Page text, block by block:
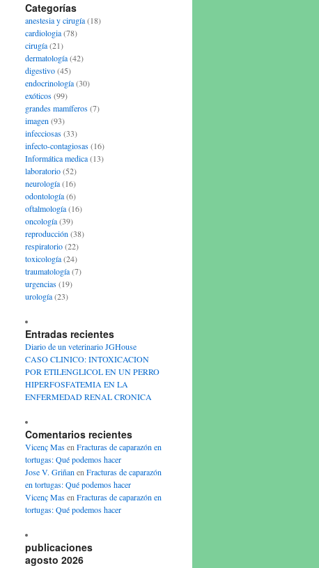
Categorías
anestesia y cirugía(18)
cardiologia(78)
cirugía(21)
dermatología(42)
digestivo(45)
endocrinología(30)
exóticos(99)
grandes mamíferos(7)
imagen (93)
infecciosas(33)
infecto-contagiosas(16)
Informática medica(13)
laboratorio(52)
neurología(16)
odontología(6)
oftalmología(16)
oncología(39)
reproducción (38)
respiratorio(22)
toxicología(24)
traumatología(7)
urgencias(19)
urología(23)
Entradas recientes
Diario de un veterinario JGHouse
CASO CLINICO: INTOXICACION
POR ETILENGLICOL EN UN PERRO
HIPERFOSFATEMIA EN LA
ENFERMEDAD RENAL CRONICA
Comentarios recientes
Vicenç Masen Fracturas de caparazón en
tortugas: Qué podemos hacer
Jose V. Griñan en Fracturas de caparazón
en tortugas: Qué podemos hacer
Vicenç Masen Fracturas de caparazón en
tortugas: Qué podemos hacer
publicaciones
agosto 2026